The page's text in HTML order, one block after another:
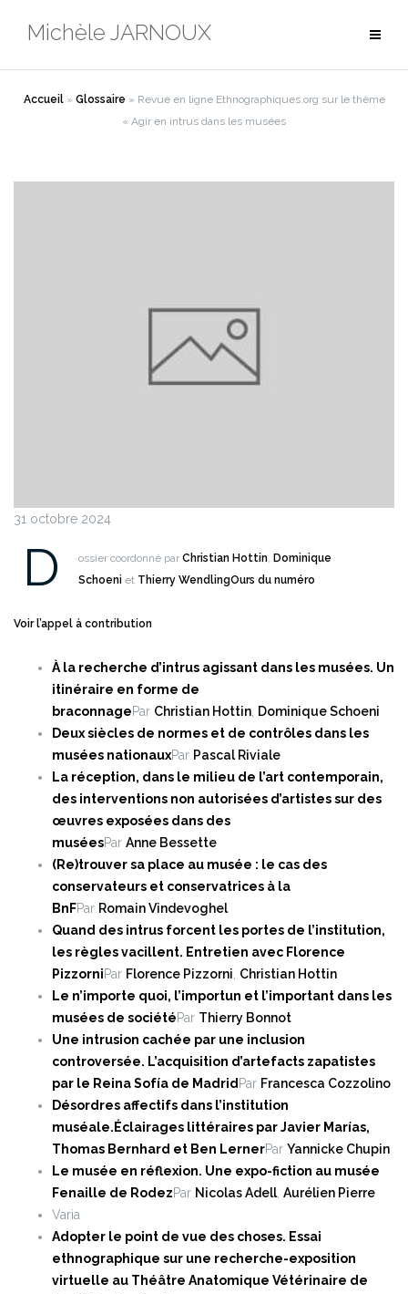
Michèle JARNOUX
Accueil» Glossaire » Revue en ligne Ethnographiques.org sur le thème
« Agir en intrus dans les musées
31 octobre 2024
D ossier coordonné par Christian Hottin, Dominique
Schoeni et Thierry WendlingOurs du numéro
Voir l’appel à contribution
À la recherche d’intrus agissant dans les musées. Un
itinéraire en forme de
braconnagePar Christian Hottin, Dominique Schoeni
Deux siècles de normes et de contrôles dans les
musées nationauxPar Pascal Riviale
La réception, dans le milieu de l’art contemporain,
des interventions non autorisées d’artistes sur des
œuvres exposées dans des
muséesPar Anne Bessette
(Re)trouver sa place au musée : le cas des
conservateurs et conservatrices à la
BnFPar Romain Vindevoghel
Quand des intrus forcent les portes de l’institution,
les règles vacillent. Entretien avec Florence
PizzorniPar Florence Pizzorni, Christian Hottin
Le n’importe quoi, l’importun et l’important dans les
musées de sociétéPar Thierry Bonnot
Une intrusion cachée par une inclusion
controversée. L’acquisition d’artefacts zapatistes
par le Reina Sofía de Madrid Par Francesca Cozzolino
Désordres affectifs dans l’institution
muséale. Éclairages littéraires par Javier Marías,
Thomas Bernhard et Ben LernerPar Yannicke Chupin
Le musée en réflexion. Une expo-fiction au musée
Fenaille de RodezPar Nicolas Adell, Aurélien Pierre
Varia
Adopter le point de vue des choses. Essai
ethnographique sur une recherche-exposition
virtuelle au Théâtre Anatomique Vétérinaire de